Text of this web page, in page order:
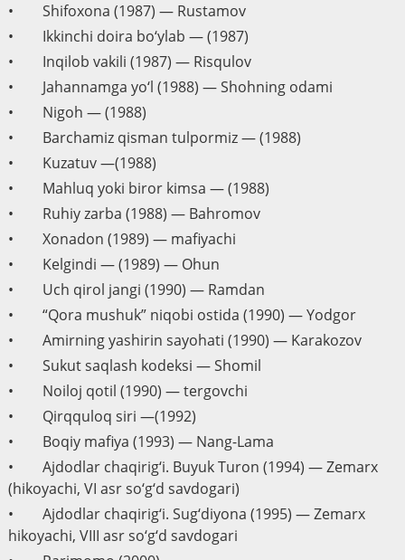
• Shifoxona (1987) — Rustamov
• Ikkinchi doira bo‘ylab — (1987)
• Inqilob vakili (1987) — Risqulov
• Jahannamga yo‘l (1988) — Shohning odami
• Nigoh — (1988)
• Barchamiz qisman tulpormiz — (1988)
• Kuzatuv —(1988)
• Mahluq yoki biror kimsa — (1988)
• Ruhiy zarba (1988) — Bahromov
• Xonadon (1989) — mafiyachi
• Kelgindi — (1989) — Ohun
• Uch qirol jangi (1990) — Ramdan
• “Qora mushuk” niqobi ostida (1990) — Yodgor
• Amirning yashirin sayohati (1990) — Karakozov
• Sukut saqlash kodeksi — Shomil
• Noiloj qotil (1990) — tergovchi
• Qirqquloq siri —(1992)
• Boqiy mafiya (1993) — Nang-Lama
• Ajdodlar chaqirig‘i. Buyuk Turon (1994) — Zemarx
(hikoyachi, VI asr so‘g‘d savdogari)
• Ajdodlar chaqirig‘i. Sug‘diyona (1995) — Zemarx
hikoyachi, VIII asr so‘g‘d savdogari